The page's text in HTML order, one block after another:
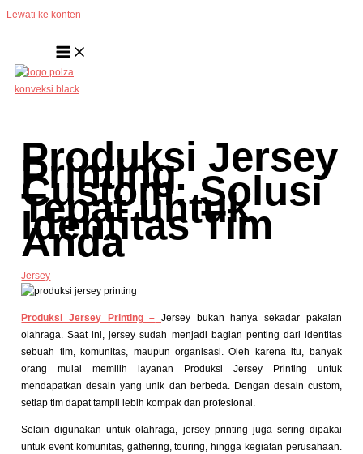
Lewati ke konten
Produksi Jersey
Printing
Custom: Solusi
Tepat untuk
Identitas Tim
Anda
Jersey
Produksi Jersey Printing – Jersey bukan hanya sekadar pakaian
olahraga. Saat ini, jersey sudah menjadi bagian penting dari identitas
sebuah tim, komunitas, maupun organisasi. Oleh karena itu, banyak
orang mulai memilih layanan Produksi Jersey Printing untuk
mendapatkan desain yang unik dan berbeda. Dengan desain custom,
setiap tim dapat tampil lebih kompak dan profesional.
Selain digunakan untuk olahraga, jersey printing juga sering dipakai
untuk event komunitas, gathering, touring, hingga kegiatan perusahaan.